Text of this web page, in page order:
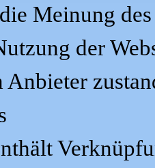
Meinung
der